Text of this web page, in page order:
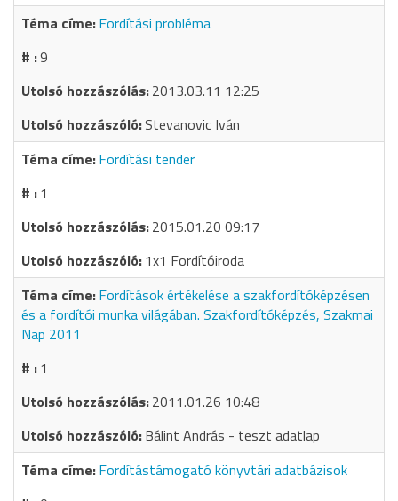
Fordítási probléma
9
2013.03.11 12:25
Stevanovic Iván
Fordítási tender
1
2015.01.20 09:17
1x1 Fordítóiroda
Fordítások értékelése a szakfordítóképzésen
és a fordítói munka világában. Szakfordítóképzés, Szakmai
Nap 2011
1
2011.01.26 10:48
Bálint András - teszt adatlap
Fordítástámogató könyvtári adatbázisok